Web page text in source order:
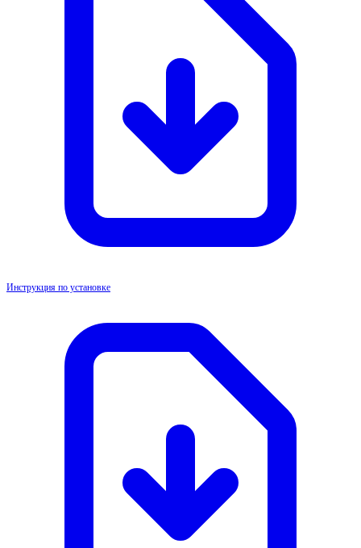
Инструкция по установке